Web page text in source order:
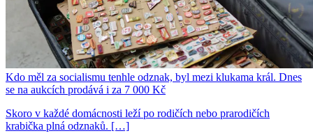
Kdo měl za socialismu tenhle odznak, byl mezi klukama král. Dnes
se na aukcích prodává i za 7 000 Kč
Skoro v každé domácnosti leží po rodičích nebo prarodičích
krabička plná odznaků. […]